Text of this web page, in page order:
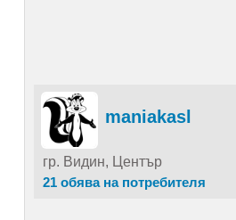
maniakasl
гр. Видин, Център
21 обява на потребителя